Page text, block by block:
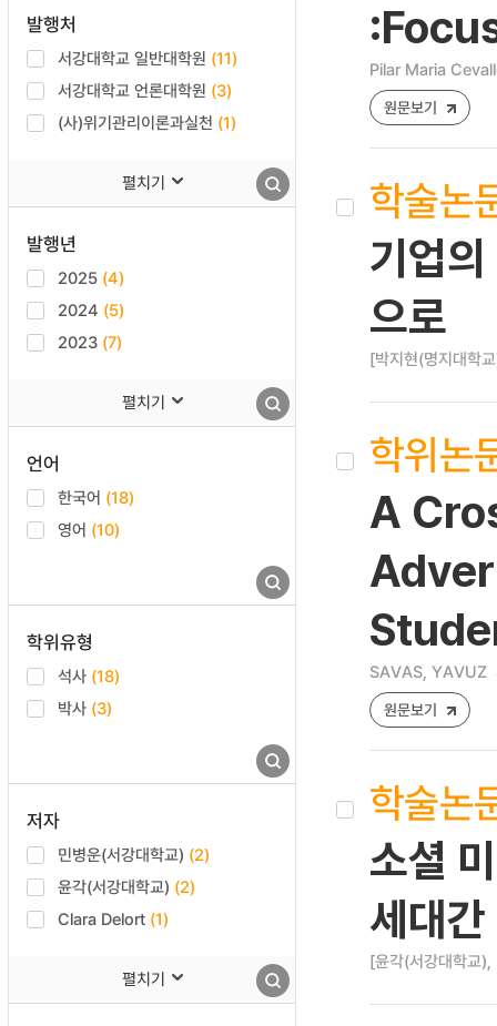
발행처
서강대학교 일반대학원 (11)
서강대학교 언론대학원 (3)
(사)위기관리이론과실천 (1)
펼치기
발행년
2025 (4)
2024 (5)
2023 (7)
펼치기
언어
한국어 (18)
영어 (10)
학위유형
석사 (18)
박사 (3)
저자
민병운(서강대학교) (2)
윤각(서강대학교) (2)
Clara Delort (1)
펼치기
Pilar Maria
원문보기
학술논
기업
으로
[박지현(명지대학
학위논
A
SAVAS, YAVUZ
원문보기
학술논
소셜
세대
[윤각(서강대학교